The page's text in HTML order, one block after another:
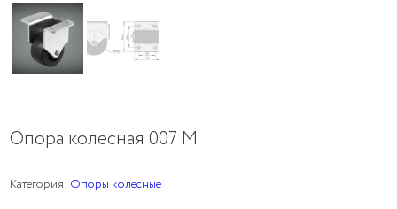
Опора колесная 007 М
Категория: Опоры колесные